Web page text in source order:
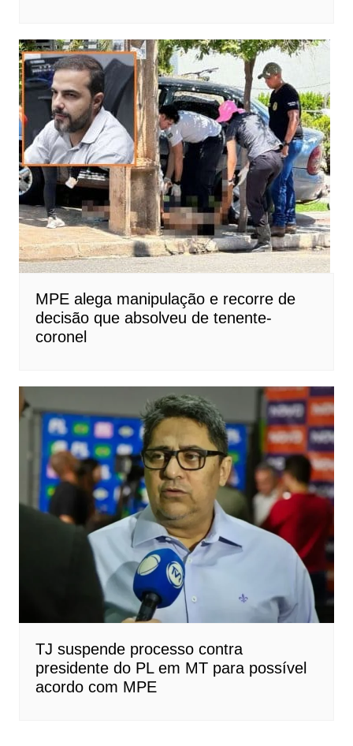
MPE alega manipulação e recorre de
decisão que absolveu de tenente-
coronel
TJ suspende processo contra
presidente do PL em MT para possível
acordo com MPE